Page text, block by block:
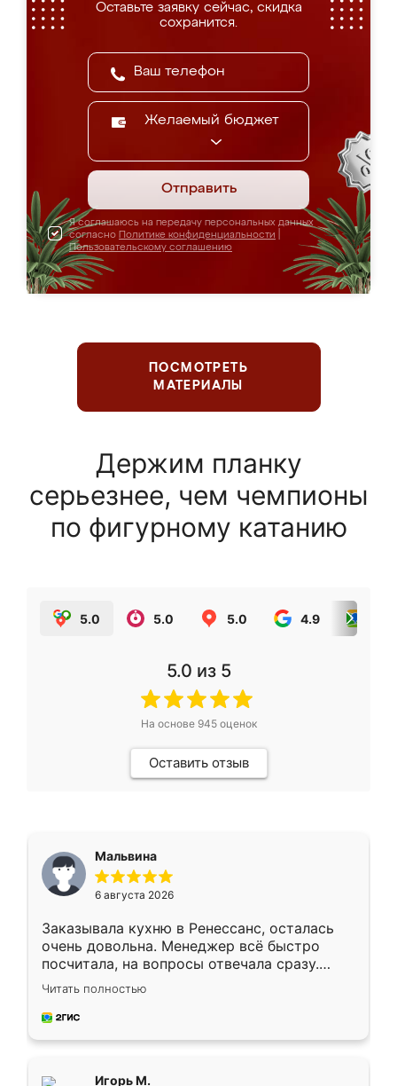
Оставьте заявку сейчас, скидка
сохранится.
Желаемый бюджет
Отправить
Я соглашаюсь на передачу персональных данных
согласно Политике конфиденциальности
Пользовательскому соглашению
ПОСМОТРЕТЬ
МАТЕРИАЛЫ
Держим планку
серьезнее, чем чемпионы
по фигурному катанию
5.0 5.0 5.0 4.9
5.0 из 5
На основе 945оценок
Оставить отзыв
Мальвина
6 августа 2026
Заказывала кухню в Ренессанс, осталась
очень довольна. Менеджер всё быстро
посчитала, на вопросы отвечала сразу.
Замерщик приехал в субботу, подошёл к
делу со всей ответственностью. Собрали
за день, ребята работали аккуратно, даже
Читать полностью
Игорь М.